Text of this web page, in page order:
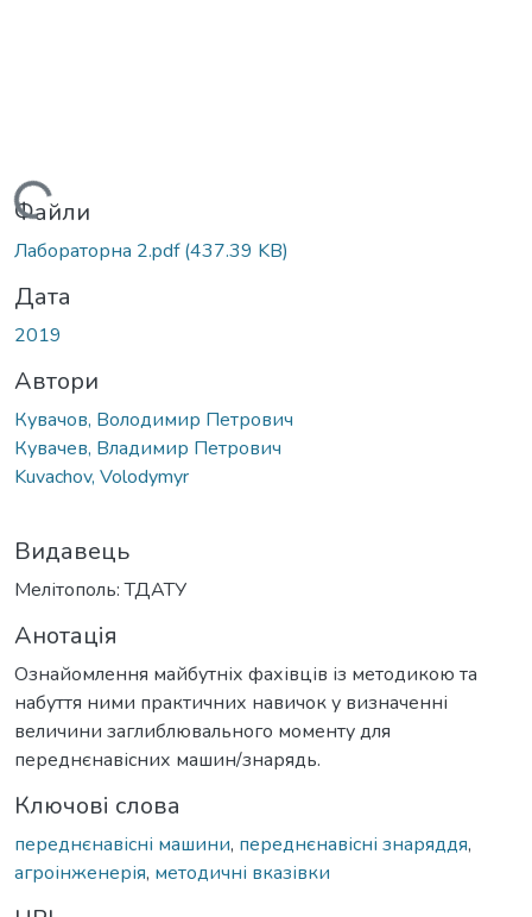
Вантажиться...
Файли
Лабораторна 2.pdf(437.39 KB)
Дата
2019
Автори
Кувачов, Володимир Петрович
Кувачев, Владимир Петрович
Kuvachov, Volodymyr
Видавець
Мелітополь: ТДАТУ
Анотація
Ознайомлення майбутніх фахівців із методикою та
набуття ними практичних навичок у визначенні
величини заглиблювального моменту для
переднєнавісних машин/знарядь.
Ключові слова
переднєнавісні машини, переднєнавісні знаряддя,
агроінженерія, методичні вказівки